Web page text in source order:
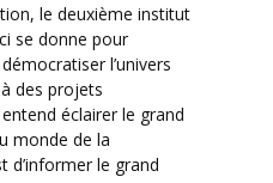
le deuxième institut
se donne pour
l’univers
des projets
éclairer le grand
monde de la
d’informer le grand